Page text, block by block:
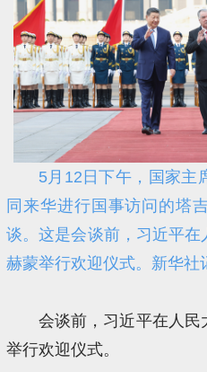
5月12日下午，国家主
同来华进行国事访问的塔
谈。这是会谈前，习近平
赫蒙举行欢迎仪式。新华社
会谈前，习近平在人
举行欢迎仪式。